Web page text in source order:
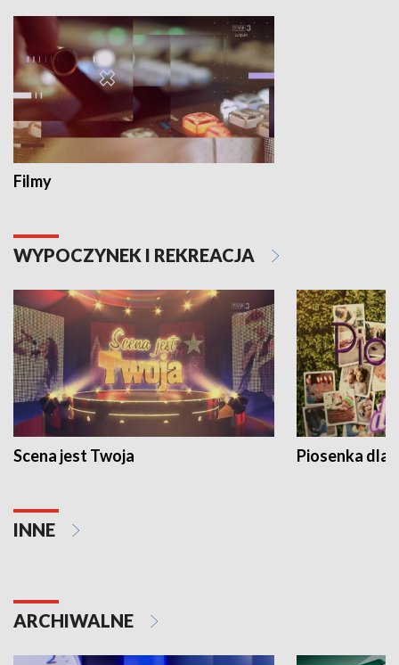
Filmy
WYPOCZYNEK I REKREACJA
Scena jest Twoja Piosenka dla
INNE
ARCHIWALNE